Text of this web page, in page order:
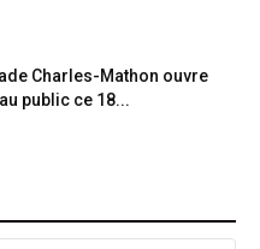
Charles-Mathon ouvre
public ce 18...